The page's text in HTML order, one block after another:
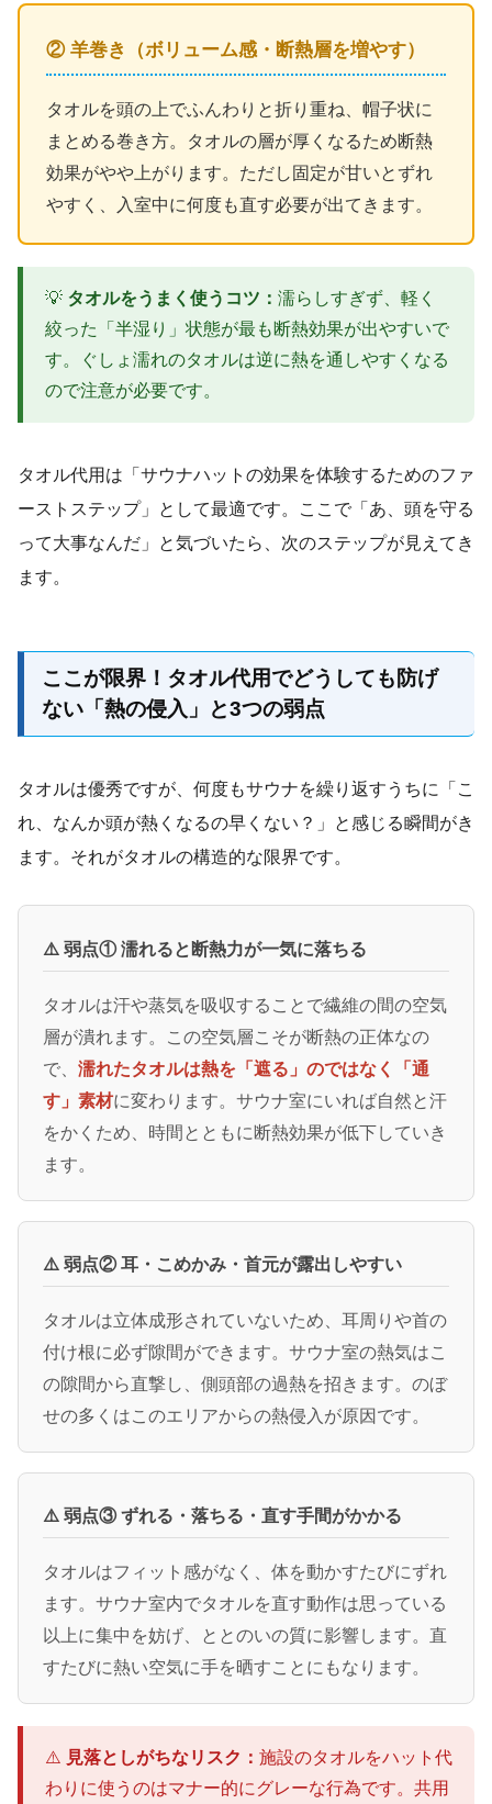
② 羊巻き（ボリューム感・断熱層を増やす）
タオルを頭の上でふんわりと折り重ね、帽子状に
まとめる巻き方。タオルの層が厚くなるため断熱
効果がやや上がります。ただし固定が甘いとずれ
やすく、入室中に何度も直す必要が出てきます。
💡 タオルをうまく使うコツ： 濡らしすぎず、軽く
絞った「半湿り」状態が最も断熱効果が出やすいで
す。ぐしょ濡れのタオルは逆に熱を通しやすくなる
ので注意が必要です。
タオル代用は「サウナハットの効果を体験するためのファ
ーストステップ」として最適です。ここで「あ、頭を守る
って大事なんだ」と気づいたら、次のステップが見えてき
ます。
ここが限界！タオル代用でどうしても防げ
ない「熱の侵入」と3つの弱点
タオルは優秀ですが、何度もサウナを繰り返すうちに「こ
れ、なんか頭が熱くなるの早くない？」と感じる瞬間がき
ます。それがタオルの構造的な限界です。
⚠️ 弱点① 濡れると断熱力が一気に落ちる
タオルは汗や蒸気を吸収することで繊維の間の空気
層が潰れます。この空気層こそが断熱の正体なの
で、 濡れたタオルは熱を「遮る」のではなく「通
す」素材に変わります。サウナ室にいれば自然と汗
をかくため、時間とともに断熱効果が低下していき
ます。
⚠️ 弱点② 耳・こめかみ・首元が露出しやすい
タオルは立体成形されていないため、耳周りや首の
付け根に必ず隙間ができます。サウナ室の熱気はこ
の隙間から直撃し、側頭部の過熱を招きます。のぼ
せの多くはこのエリアからの熱侵入が原因です。
⚠️ 弱点③ ずれる・落ちる・直す手間がかかる
タオルはフィット感がなく、体を動かすたびにずれ
ます。サウナ室内でタオルを直す動作は思っている
以上に集中を妨げ、ととのいの質に影響します。直
すたびに熱い空気に手を晒すことにもなります。
⚠️ 見落としがちなリスク： 施設のタオルをハット代
わりに使うのはマナー的にグレーな行為です。共用